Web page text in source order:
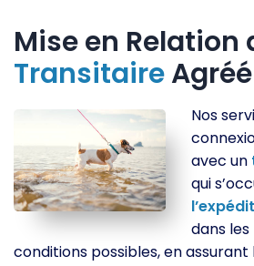
Mise en Relation
TransitaireAgréé
Nos
avec un
qui
dans
conditions possibles, en